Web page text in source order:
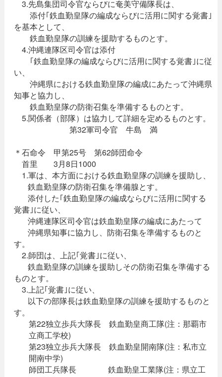
3.先島集団司令官ならびに奄美守備隊長は、
添付｢鉄血勤皇隊の編成ならびに活用に関する覚書｣
を基本として、
鉄血勤皇隊の訓練を援助するものとす。
4.沖縄連隊区司令官は添付
｢鉄血勤皇隊の編成ならびに活用に関する覚書｣に従
い、
沖縄県における鉄血勤皇隊の編成にあたって沖縄県
知事と協力し、
鉄血勤皇隊の防衛召集を準備するものとす。
5.関係者（部隊）は協力して詳細を定めるものとす。
第32軍司令官 牛島 満
＊石命令 甲第25号 第62師団命令
首里 3月8日1000
1.軍は、本方面における鉄血勤皇隊の訓練を援助し、
鉄血勤皇隊の防衛召集を準備腺とす。
添付した｢鉄血勤皇隊の編成ならびに活用に関する
覚書｣に従い、
沖縄連隊区司令官は鉄血勤皇隊の編成にあたって
沖縄県知事に協力し、防衛召集を準備するものと
す。
2.師団は、上記｢覚書｣に従い、
鉄血勤皇隊の訓練を援助しその防衛召集を準備する
ものとす。
3.上記｢覚書｣に従い、
以下の部隊長は鉄血勤皇隊の訓練を援助するものと
す。
第22独立歩兵大隊長 鉄血勤皇商工隊(注：那覇市
立商工学校)
第23独立歩兵大隊長 鉄血勤皇開南隊(注：私市立
開南中学)
師団工兵隊長 鉄血勤皇工業隊(注：県立工